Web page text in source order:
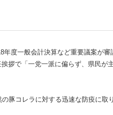
年度一般会計決算など重要議案が審
拶で「一党一派に偏らず、県民が
豚コレラに対する迅速な防疫に取